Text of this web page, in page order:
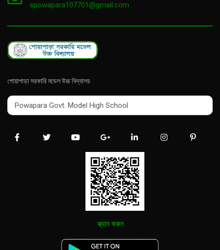
spowapara107701@gmail.com
পোয়াপাড়া সরকারি মডেল উচ্চ বিদ্যালয়
Powapara Govt. Model High School
Powapara Govt. Model High School
স্ক্যান করুন